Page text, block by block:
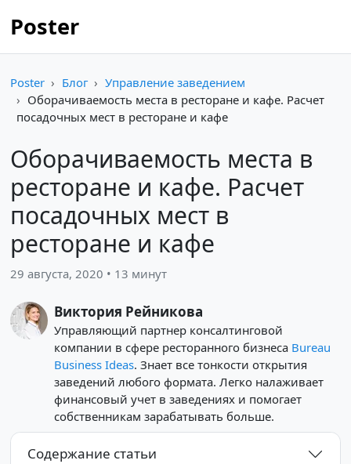
Poster
Poster Блог
Управление заведением
Оборачиваемость места в ресторане и кафе. Расчет
посадочных мест в ресторане и кафе
Оборачиваемость места в
ресторане и кафе. Расчет
посадочных мест в
ресторане и кафе
29 августа, 2020 • 13 минут
Виктория Рейникова
Управляющий партнер консалтинговой
компании в сфере ресторанного бизнеса Bureau
Business Ideas. Знает все тонкости открытия
заведений любого формата. Легко налаживает
финансовый учет в заведениях и помогает
собственникам зарабатывать больше.
Содержание статьи